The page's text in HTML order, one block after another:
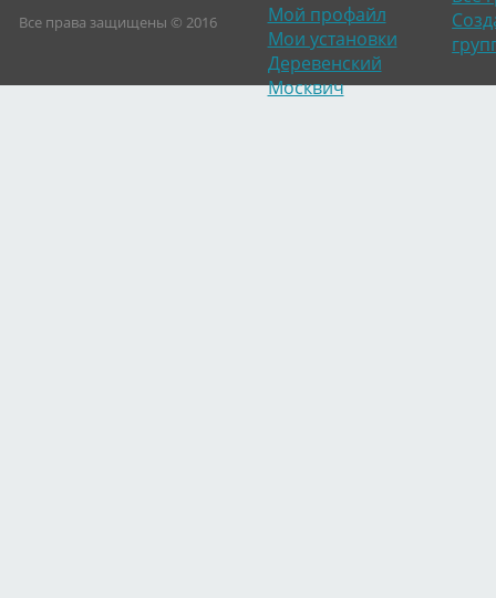
Все права защищены © 2016
Мой профайл
Мои установки
Деревенский
Москвич